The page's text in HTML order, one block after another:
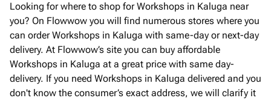
Looking for where to shop for Workshops in Kaluga near
you? On Flowwow you will find numerous stores where you
can order Workshops in Kaluga with same-day or next-day
delivery. At Flowwow’s site you can buy affordable
Workshops in Kaluga at a great price with same day-
delivery. If you need Workshops in Kaluga delivered and you
don't know the consumer’s exact address, we will clarify it